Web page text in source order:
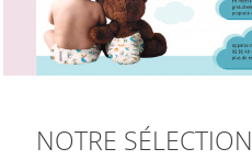
NOTRE SÉLECTION